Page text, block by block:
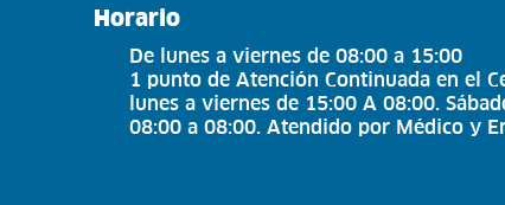
Horario
De lunes a viernes de 08:00 a 15:00
1 punto de Atención Continuada en el
lunes a viernes de 15:00 A 08:00.
08:00 a 08:00. Atendido por Médico y